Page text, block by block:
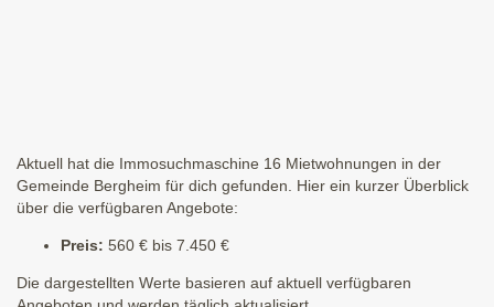
Aktuell hat die Immosuchmaschine 16 Mietwohnungen in der
Gemeinde Bergheim für dich gefunden. Hier ein kurzer Überblick
über die verfügbaren Angebote:
Preis: 560 € bis 7.450 €
Die dargestellten Werte basieren auf aktuell verfügbaren